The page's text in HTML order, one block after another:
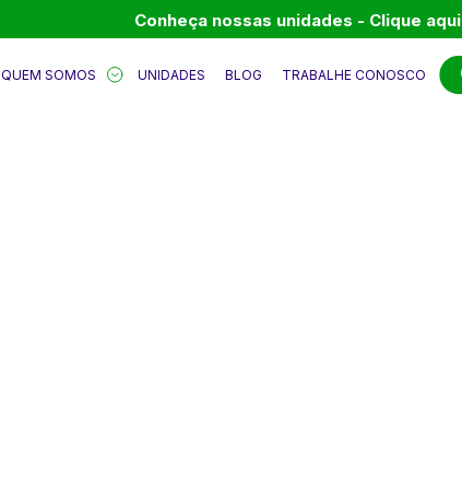
Conheça nossas unidades - Clique aqui
QUEM SOMOS UNIDADES BLOG TRABALHE CONOSCO